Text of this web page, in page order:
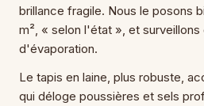
brillance fragile. Nous le posons
m², « selon l'état », et surveillons
d'évaporation.
Le tapis en laine, plus robuste,
qui déloge poussières et sels